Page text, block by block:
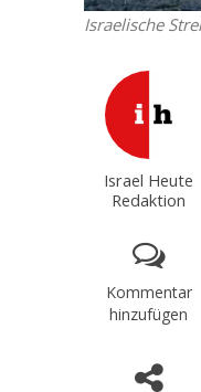
Israelische
Israel Heute
Redaktion
Kommentar
hinzufügen